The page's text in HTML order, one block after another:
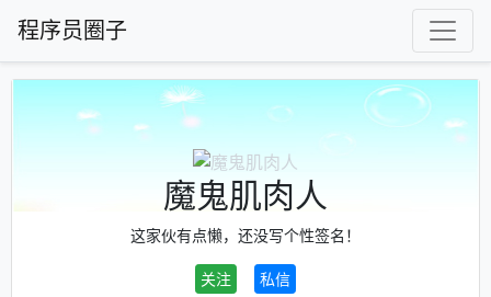
程序员圈子
魔鬼肌肉人
这家伙有点懒，还没写个性签名！
关注 私信